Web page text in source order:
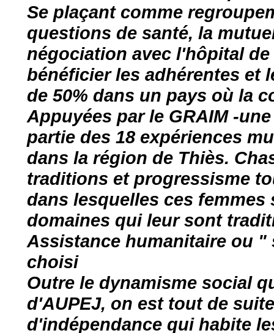
Se plaçant comme
questions de santé, la
négociation avec l'hôpital
bénéficier les adhérentes et
de 50% dans un pays où la
Appuyées par le GRAIM -
partie des 18 expériences
dans la région de Thiès.
traditions et progressisme
dans lesquelles ces
domaines qui leur sont
Assistance humanitaire ou "
choisi
Outre le dynamisme social
d'AUPEJ, on est tout de
d'indépendance qui habite